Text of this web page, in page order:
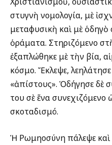
στυγνὴ νομολογία, μὲ
μεταφυσικὴ καὶ μὲ ὁδηγὸ
ὁράματα. Στηριζόμενο
ἐξαπλώθηκε μὲ τὴν βία,
κόσμο. Ἔκλεψε,
«ἀπίστους». Ὁδήγησε δὲ
του σὲ ἕνα συνεχιζόμενο
σκοταδισμό.
Ἡ Ρωμηοσύνη πάλεψε καὶ